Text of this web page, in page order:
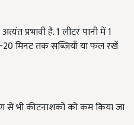
प्रभावी है. 1 लीटर पानी में 1
मिनट तक सब्जियाँ या फल रखें
से भी कीटनाशकों को कम किया जा